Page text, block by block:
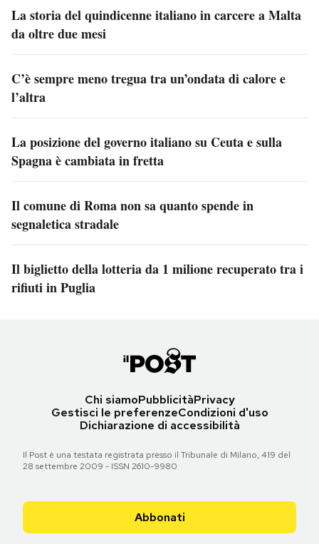
La storia del quindicenne italiano in carcere a Malta
da oltre due mesi
C’è sempre meno tregua tra un’ondata di calore e
l’altra
La posizione del governo italiano su Ceuta e sulla
Spagna è cambiata in fretta
Il comune di Roma non sa quanto spende in
segnaletica stradale
Il biglietto della lotteria da 1 milione recuperato tra i
rifiuti in Puglia
Chi siamoPubblicitàPrivacy
Gestisci le preferenzeCondizioni d'uso
Dichiarazione di accessibilità
Il Post è una testata registrata presso il Tribunale di Milano, 419 del
28 settembre 2009 - ISSN 2610-9980
Abbonati